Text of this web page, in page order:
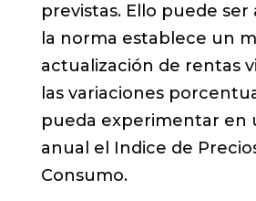
previstas. Ello puede ser
la norma establece un
actualización de rentas
las variaciones
pueda experimentar en
anual el Indice de
Consumo.